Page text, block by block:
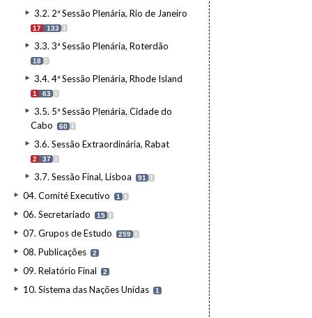
3.2. 2ª Sessão Plenária, Rio de Janeiro
17 133 I
3.3. 3ª Sessão Plenária, Roterdão
18 I
3.4. 4ª Sessão Plenária, Rhode Island
1 63 I
3.5. 5ª Sessão Plenária, Cidade do
Cabo
60 I
3.6. Sessão Extraordinária, Rabat
2 37 I
3.7. Sessão Final, Lisboa 91 I
04. Comité Executivo 1 I
06. Secretariado 15 I
07. Grupos de Estudo 259 I
08. Publicações 2
09. Relatório Final 2
10. Sistema das Nações Unidas 1